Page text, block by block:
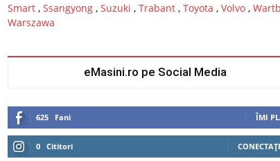
Smart, Ssangyong, Suzuki , Trabant, Toyota , Volvo,
Warszawa
eMasini.ro pe Social Media
625 Fani ÎMI
0 Cititori